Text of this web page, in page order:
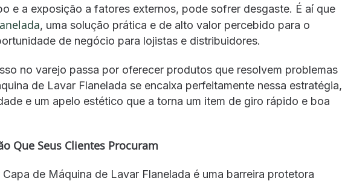
e a exposição a fatores externos, pode sofrer desgaste. É aí que
, uma solução prática e de alto valor percebido para o
de negócio para lojistas e distribuidores.
no varejo passa por oferecer produtos que resolvem problemas
de Lavar Flanelada se encaixa perfeitamente nessa estratégia,
e um apelo estético que a torna um item de giro rápido e boa
Que Seus Clientes Procuram
de Máquina de Lavar Flanelada é uma barreira protetora